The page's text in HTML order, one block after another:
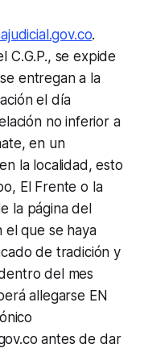
.
C.G.P., se expide
entregan a la
el día
no inferior a
en un
la localidad, esto
El Frente o la
la página del
el que se haya
de tradición y
del mes
allegarse EN
antes de dar